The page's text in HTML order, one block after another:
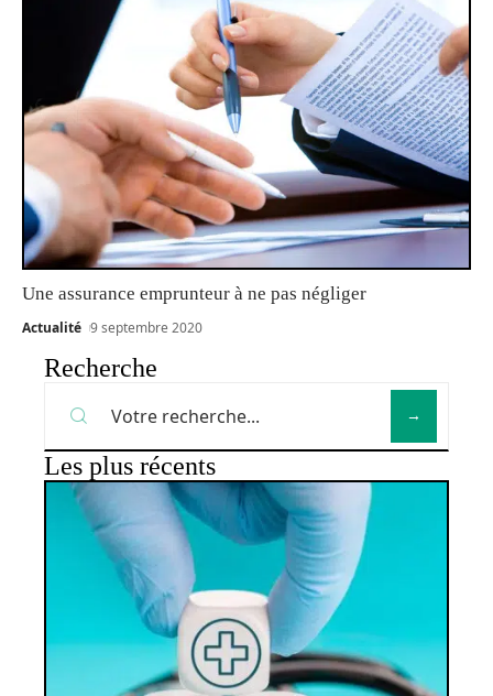
Une assurance emprunteur à ne pas négliger
Actualité 9 septembre 2020
Recherche
Les plus récents